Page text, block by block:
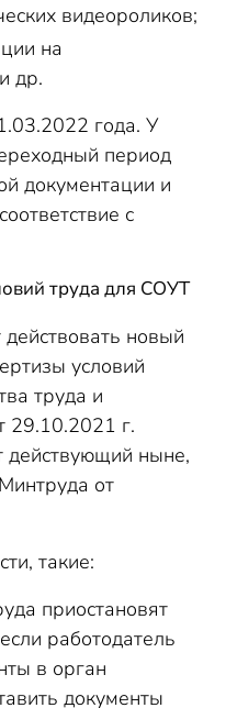
видеороликов;
на
др.
года. У
период
документации и
с
труда для СОУТ
новый
условий
труда и
29.10.2021 г.
ныне,
от
такие:
приостановят
работодатель
в орган
документы